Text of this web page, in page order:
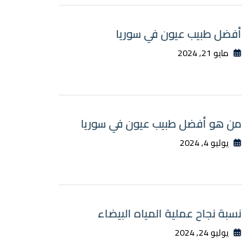
أفضل طبيب عيون في سوريا
مايو 21, 2024
من هو أفضل طبيب عيون في سوريا
يوليو 4, 2024
نسبة نجاح عملية المياه البيضاء
يوليو 24, 2024